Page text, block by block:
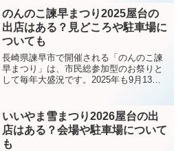
り。幻想的な「花嫁道仲行列」や、郷土
芸能が披露され...
のんのこ諫早まつり2025屋台の
出店はある？見どころや駐車場に
ついても
長崎県諫早市で開催される「のんのこ諫
早まつり」は、市民総参加型のお祭りと
して毎年大盛況です。2025年も9月13日
れ、伝統芸能や豪華ゲスト、数々の屋台
で賑わいます。本...
いいやま雪まつり2026屋台の出
店はある？会場や駐車場について
も